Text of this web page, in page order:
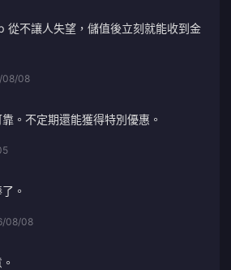
從不讓人失望，儲值後立刻就能收到金
08/08
。不定期還能獲得特別優惠。
。
08/08